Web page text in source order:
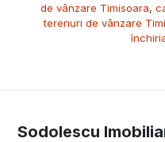
de vânzare Timisoara,
terenuri de vânzare
Sodolescu